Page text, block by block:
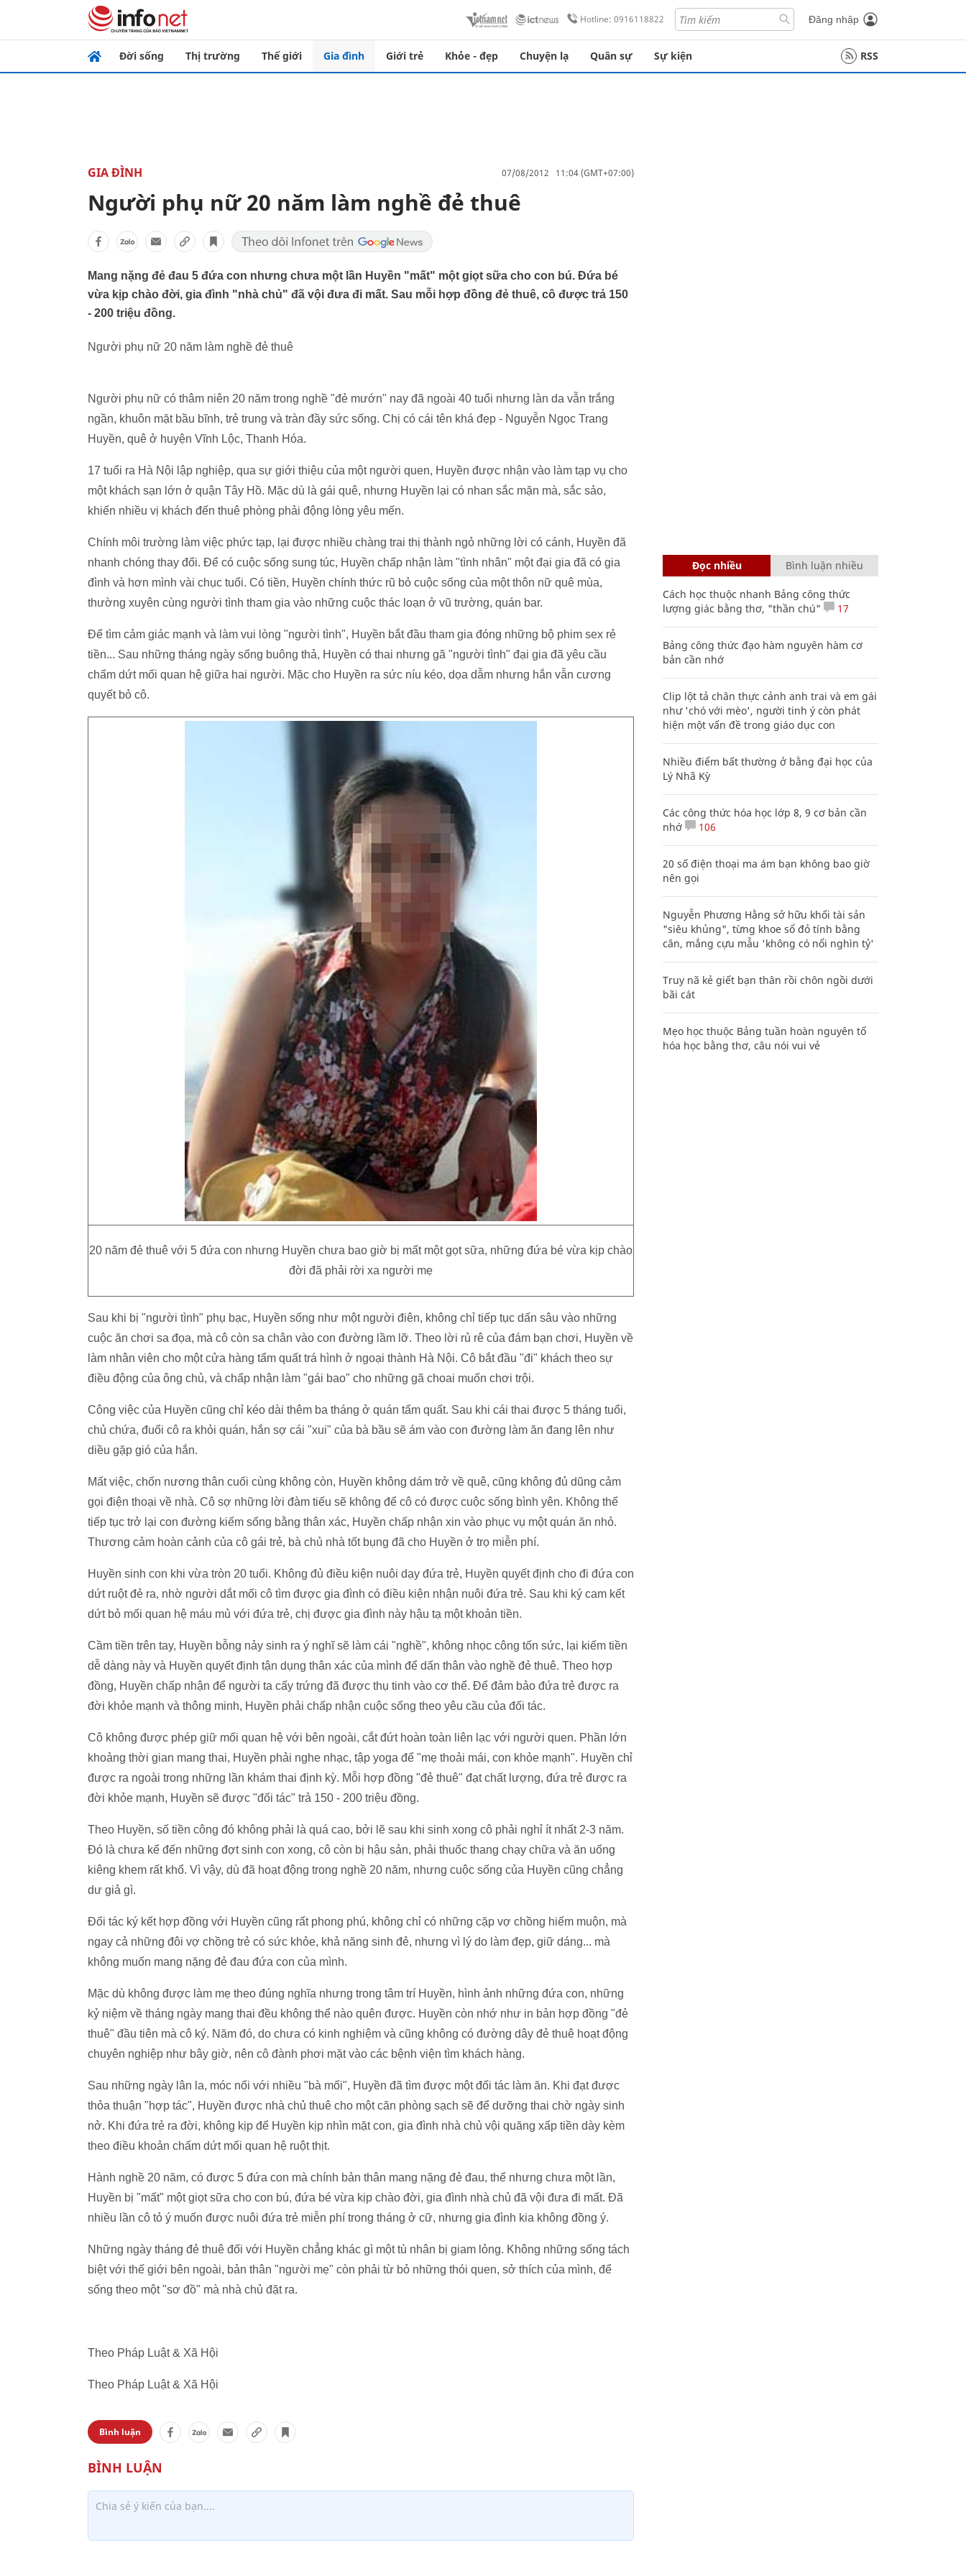
Hotline: 0916118822 Đăng nhập
Đời sống Thị trường Thế giới Gia đình Giới trẻ Khỏe - đẹp Chuyện lạ Quân sự Sự kiện RSS
GIA ĐÌNH 07/08/2012 11:04 (GMT+07:00)
Người phụ nữ 20 năm làm nghề đẻ thuê
Mang nặng đẻ đau 5 đứa con nhưng chưa một lần Huyền "mất" một giọt sữa cho con bú. Đứa bé
vừa kịp chào đời, gia đình "nhà chủ" đã vội đưa đi mất. Sau mỗi hợp đồng đẻ thuê, cô được trả 150
- 200 triệu đồng.
Người phụ nữ 20 năm làm nghề đẻ thuê
Người phụ nữ có thâm niên 20 năm trong nghề "đẻ mướn" nay đã ngoài 40 tuổi nhưng làn da vẫn trắng
ngần, khuôn mặt bầu bĩnh, trẻ trung và tràn đầy sức sống. Chị có cái tên khá đẹp - Nguyễn Ngọc Trang
Huyền, quê ở huyện Vĩnh Lộc, Thanh Hóa.
17 tuổi ra Hà Nội lập nghiệp, qua sự giới thiệu của một người quen, Huyền được nhận vào làm tạp vụ cho
một khách sạn lớn ở quận Tây Hồ. Mặc dù là gái quê, nhưng Huyền lại có nhan sắc mặn mà, sắc sảo,
khiến nhiều vị khách đến thuê phòng phải động lòng yêu mến.
Chính môi trường làm việc phức tạp, lại được nhiều chàng trai thị thành ngỏ những lời có cánh, Huyền đã
nhanh chóng thay đổi. Để có cuộc sống sung túc, Huyền chấp nhận làm "tình nhân" một đại gia đã có gia
đình và hơn mình vài chục tuổi. Có tiền, Huyền chính thức rũ bỏ cuộc sống của một thôn nữ quê mùa,
thường xuyên cùng người tình tham gia vào những cuộc thác loạn ở vũ trường, quán bar.
Để tìm cảm giác mạnh và làm vui lòng "người tình", Huyền bắt đầu tham gia đóng những bộ phim sex rẻ
tiền... Sau những tháng ngày sống buông thả, Huyền có thai nhưng gã "người tình" đại gia đã yêu cầu
chấm dứt mối quan hệ giữa hai người. Mặc cho Huyền ra sức níu kéo, dọa dẫm nhưng hắn vẫn cương
quyết bỏ cô.
20 năm đẻ thuê với 5 đứa con nhưng Huyền chưa bao giờ bị mất một gọt sữa, những đứa bé vừa kịp chào
đời đã phải rời xa người mẹ
Sau khi bị "người tình" phụ bạc, Huyền sống như một người điên, không chỉ tiếp tục dấn sâu vào những
cuộc ăn chơi sa đọa, mà cô còn sa chân vào con đường lầm lỡ. Theo lời rủ rê của đám bạn chơi, Huyền về
làm nhân viên cho một cửa hàng tẩm quất trá hình ở ngoại thành Hà Nội. Cô bắt đầu "đi" khách theo sự
điều động của ông chủ, và chấp nhận làm "gái bao" cho những gã choai muốn chơi trội.
Công việc của Huyền cũng chỉ kéo dài thêm ba tháng ở quán tẩm quất. Sau khi cái thai được 5 tháng tuổi,
chủ chứa, đuổi cô ra khỏi quán, hắn sợ cái "xui" của bà bầu sẽ ám vào con đường làm ăn đang lên như
diều gặp gió của hắn.
Mất việc, chốn nương thân cuối cùng không còn, Huyền không dám trở về quê, cũng không đủ dũng cảm
gọi điện thoại về nhà. Cô sợ những lời đàm tiếu sẽ không để cô có được cuộc sống bình yên. Không thể
tiếp tục trở lại con đường kiếm sống bằng thân xác, Huyền chấp nhận xin vào phục vụ một quán ăn nhỏ.
Thương cảm hoàn cảnh của cô gái trẻ, bà chủ nhà tốt bụng đã cho Huyền ở trọ miễn phí.
Huyền sinh con khi vừa tròn 20 tuổi. Không đủ điều kiện nuôi dạy đứa trẻ, Huyền quyết định cho đi đứa con
dứt ruột đẻ ra, nhờ người dắt mối cô tìm được gia đình có điều kiện nhận nuôi đứa trẻ. Sau khi ký cam kết
dứt bỏ mối quan hệ máu mủ với đứa trẻ, chị được gia đình này hậu tạ một khoản tiền.
Cầm tiền trên tay, Huyền bỗng nảy sinh ra ý nghĩ sẽ làm cái "nghề", không nhọc công tốn sức, lại kiếm tiền
dễ dàng này và Huyền quyết định tận dụng thân xác của mình để dấn thân vào nghề đẻ thuê. Theo hợp
đồng, Huyền chấp nhận để người ta cấy trứng đã được thụ tinh vào cơ thể. Để đảm bảo đứa trẻ được ra
đời khỏe mạnh và thông minh, Huyền phải chấp nhận cuộc sống theo yêu cầu của đối tác.
Cô không được phép giữ mối quan hệ với bên ngoài, cắt đứt hoàn toàn liên lạc với người quen. Phần lớn
khoảng thời gian mang thai, Huyền phải nghe nhạc, tập yoga để "mẹ thoải mái, con khỏe mạnh". Huyền chỉ
được ra ngoài trong những lần khám thai định kỳ. Mỗi hợp đồng "đẻ thuê" đạt chất lượng, đứa trẻ được ra
đời khỏe mạnh, Huyền sẽ được "đối tác" trả 150 - 200 triệu đồng.
Theo Huyền, số tiền công đó không phải là quá cao, bởi lẽ sau khi sinh xong cô phải nghỉ ít nhất 2-3 năm.
Đó là chưa kể đến những đợt sinh con xong, cô còn bị hậu sản, phải thuốc thang chạy chữa và ăn uống
kiêng khem rất khổ. Vì vậy, dù đã hoạt động trong nghề 20 năm, nhưng cuộc sống của Huyền cũng chẳng
dư giả gì.
Đối tác ký kết hợp đồng với Huyền cũng rất phong phú, không chỉ có những cặp vợ chồng hiếm muộn, mà
ngay cả những đôi vợ chồng trẻ có sức khỏe, khả năng sinh đẻ, nhưng vì lý do làm đẹp, giữ dáng... mà
không muốn mang nặng đẻ đau đứa con của mình.
Mặc dù không được làm mẹ theo đúng nghĩa nhưng trong tâm trí Huyền, hình ảnh những đứa con, những
kỷ niệm về tháng ngày mang thai đều không thể nào quên được. Huyền còn nhớ như in bản hợp đồng "đẻ
thuê" đầu tiên mà cô ký. Năm đó, do chưa có kinh nghiệm và cũng không có đường dây đẻ thuê hoạt động
chuyên nghiệp như bây giờ, nên cô đành phơi mặt vào các bệnh viện tìm khách hàng.
Sau những ngày lân la, móc nối với nhiều "bà mối", Huyền đã tìm được một đối tác làm ăn. Khi đạt được
thỏa thuận "hợp tác", Huyền được nhà chủ thuê cho một căn phòng sạch sẽ để dưỡng thai chờ ngày sinh
nở. Khi đứa trẻ ra đời, không kịp để Huyền kịp nhìn mặt con, gia đình nhà chủ vội quăng xấp tiền dày kèm
theo điều khoản chấm dứt mối quan hệ ruột thịt.
Hành nghề 20 năm, có được 5 đứa con mà chính bản thân mang nặng đẻ đau, thế nhưng chưa một lần,
Huyền bị "mất" một giọt sữa cho con bú, đứa bé vừa kịp chào đời, gia đình nhà chủ đã vội đưa đi mất. Đã
nhiều lần cô tỏ ý muốn được nuôi đứa trẻ miễn phí trong tháng ở cữ, nhưng gia đình kia không đồng ý.
Những ngày tháng đẻ thuê đối với Huyền chẳng khác gì một tù nhân bị giam lỏng. Không những sống tách
biệt với thế giới bên ngoài, bản thân "người mẹ" còn phải từ bỏ những thói quen, sở thích của mình, để
sống theo một "sơ đồ" mà nhà chủ đặt ra.
Theo Pháp Luật & Xã Hội
Theo Pháp Luật & Xã Hội
Bình luận
Đọc nhiều Bình luận nhiều
Cách học thuộc nhanh Bảng công thức
lượng giác bằng thơ, "thần chú"
17
Bảng công thức đạo hàm nguyên hàm cơ
bản cần nhớ
Clip lột tả chân thực cảnh anh trai và em gái
như 'chó với mèo', người tinh ý còn phát
hiện một vấn đề trong giáo dục con
Nhiều điểm bất thường ở bằng đại học của
Lý Nhã Kỳ
Các công thức hóa học lớp 8, 9 cơ bản cần
nhớ
106
20 số điện thoại ma ám bạn không bao giờ
nên gọi
Nguyễn Phương Hằng sở hữu khối tài sản
"siêu khủng", từng khoe sổ đỏ tính bằng
cân, mắng cựu mẫu 'không có nổi nghìn tỷ'
Truy nã kẻ giết bạn thân rồi chôn ngồi dưới
bãi cát
Mẹo học thuộc Bảng tuần hoàn nguyên tố
hóa học bằng thơ, câu nói vui vẻ